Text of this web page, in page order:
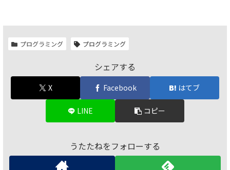
プログラミング プログラミング
シェアする
X Facebook はてブ
LINE コピー
うたたねをフォローする